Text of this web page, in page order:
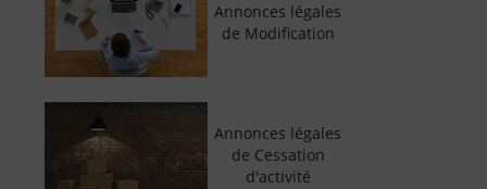
Annonces légales
de Modification
Annonces légales
de Cessation
d'activité